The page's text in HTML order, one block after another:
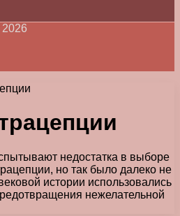
2026
недостатка в выборе
но так было далеко не
истории использовались
нежелательной